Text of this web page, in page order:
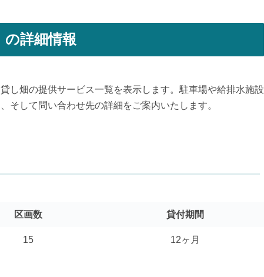
の詳細情報
し畑の提供サービス一覧を表示します。駐車場や給排水施設
そして問い合わせ先の詳細をご案内いたします。
区画数 貸付期間
15 12ヶ月